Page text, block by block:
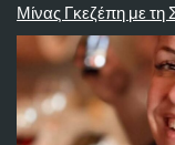
Μίνας Γκεζέπη με